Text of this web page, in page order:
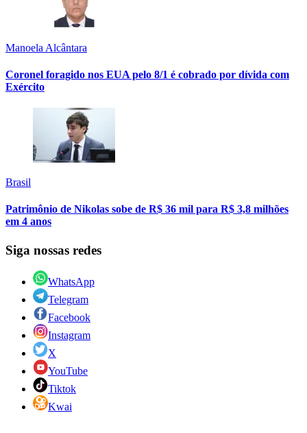
Manoela Alcântara
Coronel foragido nos EUA pelo 8/1 é cobrado por dívida com
Exército
Brasil
Patrimônio de Nikolas sobe de R$ 36 mil para R$ 3,8 milhões
em 4 anos
Siga nossas redes
WhatsApp
Telegram
Facebook
Instagram
X
YouTube
Tiktok
Kwai